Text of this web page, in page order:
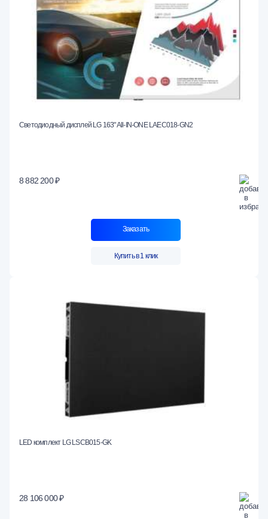
Светодиодный дисплей LG 163" All-IN-ONE LAEC018-GN2
8 882 200 ₽
Заказать
Купить в 1 клик
LED комплект LG LSCB015-GK
28 106 000 ₽